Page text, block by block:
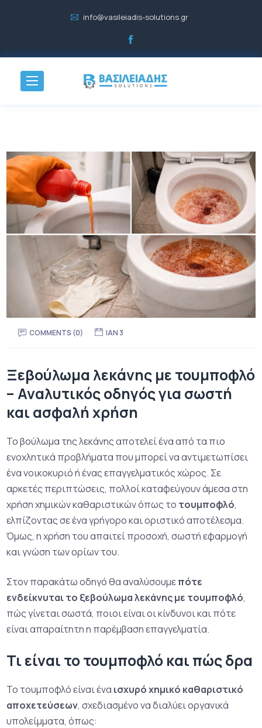
info@vasileiadis-solutions.gr
COMMENTS (0) ΙΑΝ 3
Ξεβούλωμα λεκάνης με τουμποφλό
– Αναλυτικός οδηγός για σωστή
και ασφαλή χρήση
Το βούλωμα της λεκάνης αποτελεί ένα από τα πιο
ενοχλητικά προβλήματα που μπορεί να αντιμετωπίσει
ένα νοικοκυριό ή ένας επαγγελματικός χώρος. Σε
αρκετές περιπτώσεις, πολλοί καταφεύγουν άμεσα στη
χρήση χημικών καθαριστικών όπως το τουμποφλό,
ελπίζοντας σε ένα γρήγορο και οριστικό αποτέλεσμα.
Όμως, η χρήση του απαιτεί προσοχή, σωστή εφαρμογή
και γνώση των ορίων του.
Στον παρακάτω οδηγό θα αναλύσουμεπότε
ενδείκνυται το ξεβούλωμα λεκάνης με τουμποφλό,
πώς γίνεται σωστά, ποιοι είναι οι κίνδυνοι και πότε
είναι απαραίτητη η παρέμβαση επαγγελματία.
Τι είναι το τουμποφλό και πώς δρα
Το τουμποφλό είναι ένα ισχυρό χημικό καθαριστικό
αποχετεύσεων, σχεδιασμένο να διαλύει οργανικά
υπολείμματα, όπως: